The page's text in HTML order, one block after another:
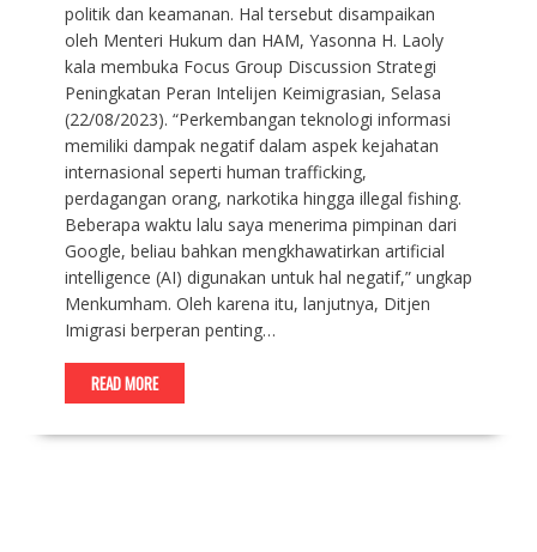
politik dan keamanan. Hal tersebut disampaikan
oleh Menteri Hukum dan HAM, Yasonna H. Laoly
kala membuka Focus Group Discussion Strategi
Peningkatan Peran Intelijen Keimigrasian, Selasa
(22/08/2023). “Perkembangan teknologi informasi
memiliki dampak negatif dalam aspek kejahatan
internasional seperti human trafficking,
perdagangan orang, narkotika hingga illegal fishing.
Beberapa waktu lalu saya menerima pimpinan dari
Google, beliau bahkan mengkhawatirkan artificial
intelligence (AI) digunakan untuk hal negatif,” ungkap
Menkumham. Oleh karena itu, lanjutnya, Ditjen
Imigrasi berperan penting…
READ MORE